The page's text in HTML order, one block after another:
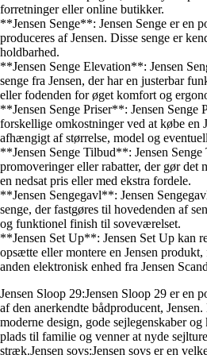
forretninger eller online butikker.
**Jensen Senge**: Jensen Senge er en
produceres af Jensen. Disse senge er
holdbarhed.
**Jensen Senge Elevation**: Jensen
senge fra Jensen, der har en justerbar
eller fodenden for øget komfort og
**Jensen Senge Priser**: Jensen Senge
forskellige omkostninger ved at købe en
afhængigt af størrelse, model og
**Jensen Senge Tilbud**: Jensen Senge
promoveringer eller rabatter, der gør det
en nedsat pris eller med ekstra fordele.
**Jensen Sengegavl**: Jensen
senge, der fastgøres til hovedenden af
og funktionel finish til soveværelset.
**Jensen Set Up**: Jensen Set Up kan
opsætte eller montere en Jensen
anden elektronisk enhed fra Jensen
Jensen Sloop 29:Jensen Sloop 29 er en
af den anerkendte bådproducent,
moderne design, gode sejlegenskaber
plads til familie og venner at nyde
stræk.Jensen sovs:Jensen sovs er en